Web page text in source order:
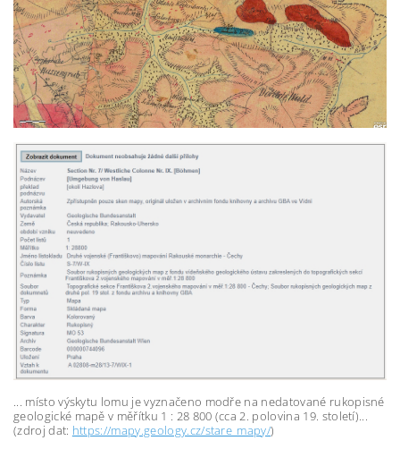
... místo výskytu lomu je vyznačeno modře na nedatované rukopisné
geologické mapě v měřítku 1 : 28 800 (cca 2. polovina 19. století)...
(zdroj dat: https://mapy.geology.cz/stare_mapy/)